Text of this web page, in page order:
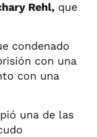
Rehl, que
condenado
con una
con una
una de las